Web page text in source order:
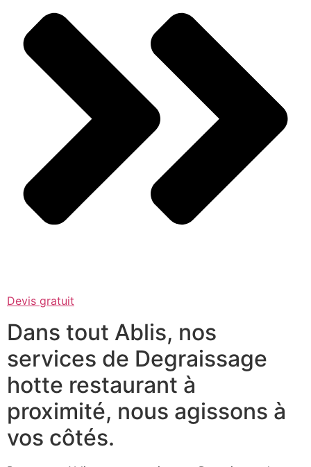
Devis gratuit
Dans tout Ablis, nos
services de Degraissage
hotte restaurant à
proximité, nous agissons à
vos côtés.